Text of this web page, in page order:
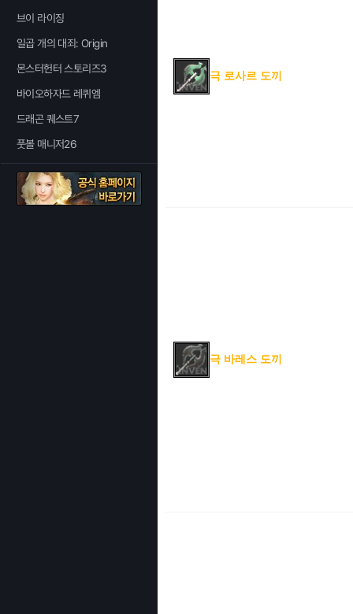
브이 라이징
일곱 개의 대죄: Origin
몬스터헌터 스토리즈3
바이오하자드 레퀴엠
드래곤 퀘스트7
풋볼 매니저26
극 로사르 도끼
극 바레스 도끼